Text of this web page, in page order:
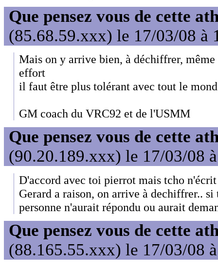
Que pensez vous de cette
(85.68.59.xxx) le 17/03/08 à
Mais on y arrive bien, à déchiffrer,
effort
il faut être plus tolérant avec tout le
GM coach du VRC92 et de l'USMM
Que pensez vous de cette
(90.20.189.xxx) le 17/03/08
D'accord avec toi pierrot mais tcho
Gerard a raison, on arrive à dechiffrer.. si
personne n'aurait répondu ou aurait
Que pensez vous de cette
(88.165.55.xxx) le 17/03/08